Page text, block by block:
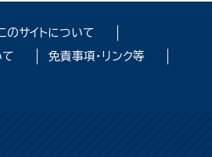
のサイトについて
免責事項・リンク等